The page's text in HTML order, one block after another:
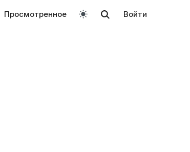
Просмотренное Войти